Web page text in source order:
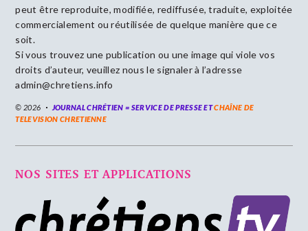
peut être reproduite, modifiée, rediffusée, traduite, exploitée
commercialement ou réutilisée de quelque manière que ce
soit.
Si vous trouvez une publication ou une image qui viole vos
droits d’auteur, veuillez nous le signaler à l’adresse
admin@chretiens.info
© 2026 JOURNAL CHRÉTIEN = SERVICE DE PRESSE ETCHAÎNE DE
TELEVISION CHRETIENNE
NOS SITES ET APPLICATIONS